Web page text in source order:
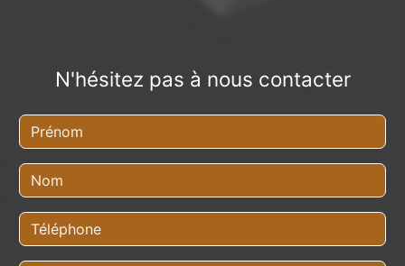
N'hésitez pas à nous contacter